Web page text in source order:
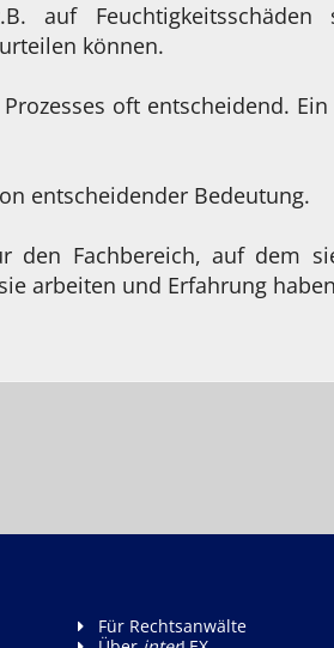
auf
können.
oft entscheidend.
entscheidender Bedeutung.
den Fachbereich, auf dem
arbeiten und Erfahrung
Für Rechtsanwälte